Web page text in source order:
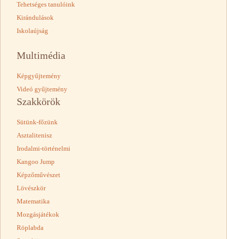
Tehetséges tanulóink
Kirándulások
Iskolaújság
Multimédia
Képgyűjtemény
Videó gyűjtemény
Szakkörök
Sütünk-főzünk
Asztalitenisz
Irodalmi-történelmi
Kangoo Jump
Képzőművészet
Lövészkör
Matematika
Mozgásjátékok
Röplabda